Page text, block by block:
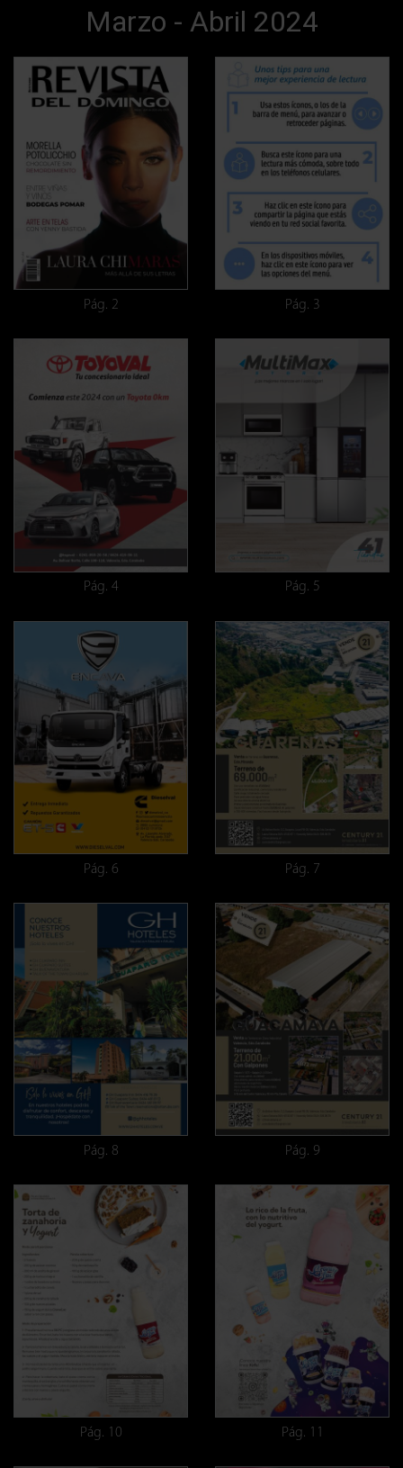
Marzo - Abril 2024
Pág. 2 Pág. 3
Pág. 4 Pág. 5
Pág. 6 Pág. 7
Pág. 8 Pág. 9
Pág. 10 Pág. 11